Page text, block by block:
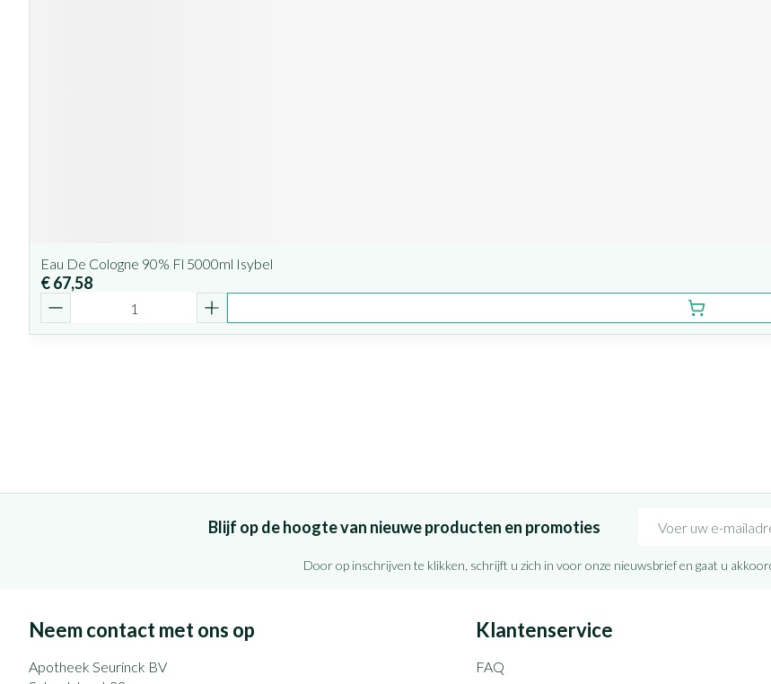
Eau De Cologne 90% Fl 5000ml Isybel
€ 67,58
Blijf op de hoogte van nieuwe producten en promoties
Door op inschrijven te klikken, schrijft u zich in voor onze nieuwsbrief en gaat u
Neem contact met ons op
Apotheek Seurinck BV
Klantenservice
FAQ